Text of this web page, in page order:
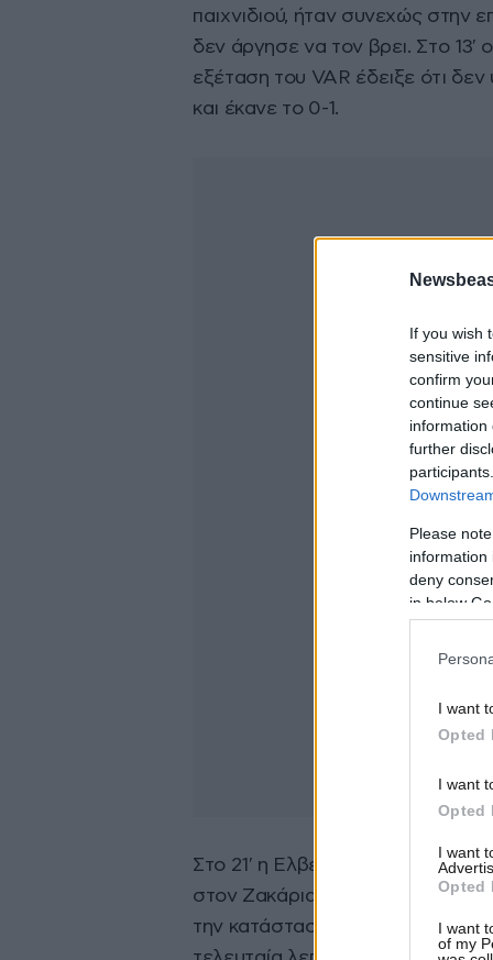
If you wish
sensitive
confirm
continue
information
further
Please
information
deny
in below
I want
Opted
I want
Opted
I want
Opted
I want
of my
παιχνιδιού, ήταν συνεχώς στην
δεν άργησε να τον βρει. Στο
εξέταση του VAR έδειξε ότι
και έκανε το 0-1.
Στο 21′ η Ελβετία πλησίασε και
στον Ζακάρια και το ματς
την κατάσταση και τους